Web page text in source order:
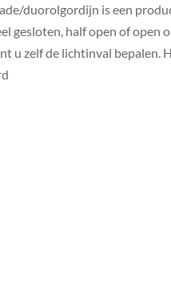
duorolgordijn is een
gesloten, half open of
u zelf de lichtinval